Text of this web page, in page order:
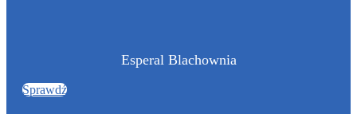
Esperal Blachownia
Sprawdź